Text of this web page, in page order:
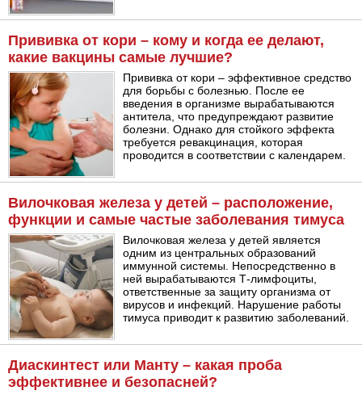
Прививка от кори – кому и когда ее делают,
какие вакцины самые лучшие?
Прививка от кори – эффективное средство
для борьбы с болезнью. После ее
введения в организме вырабатываются
антитела, что предупреждают развитие
болезни. Однако для стойкого эффекта
требуется ревакцинация, которая
проводится в соответствии с календарем.
Вилочковая железа у детей – расположение,
функции и самые частые заболевания тимуса
Вилочковая железа у детей является
одним из центральных образований
иммунной системы. Непосредственно в
ней вырабатываются Т-лимфоциты,
ответственные за защиту организма от
вирусов и инфекций. Нарушение работы
тимуса приводит к развитию заболеваний.
Диаскинтест или Манту – какая проба
эффективнее и безопасней?